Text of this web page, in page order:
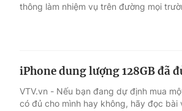
thông làm nhiệm vụ trên đường mọi
iPhone dung lượng 128GB đã
VTV.vn - Nếu bạn đang dự định mua
có đủ cho mình hay không, hãy đọc bài